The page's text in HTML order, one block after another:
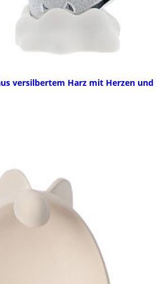
versilbertem Harz mit Herzen und